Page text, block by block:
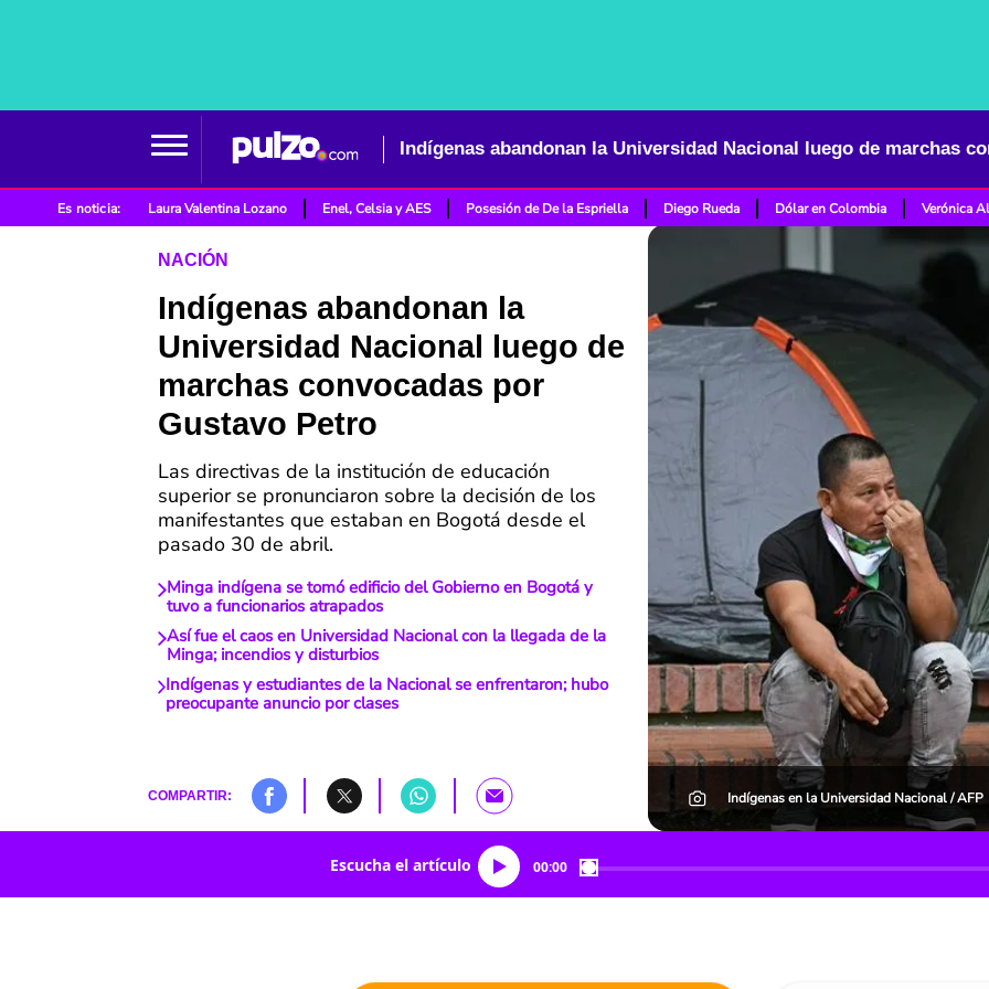
Es noticia: Laura Valentina Lozano Enel, Celsia y AES Posesión de De la Espriella Diego Rueda Dólar en Colombia Verónica
NACIÓN
Indígenas abandonan la
Universidad Nacional luego de
marchas convocadas por
Gustavo Petro
Las directivas de la institución de educación
superior se pronunciaron sobre la decisión de los
manifestantes que estaban en Bogotá desde el
pasado 30 de abril.
Minga indígena se tomó edificio del Gobierno en Bogotá y
tuvo a funcionarios atrapados
Así fue el caos en Universidad Nacional con la llegada de la
Minga; incendios y disturbios
Indígenas y estudiantes de la Nacional se enfrentaron; hubo
preocupante anuncio por clases
COMPARTIR: Indígenas en la Universidad Nacional / AFP
Escucha el artículo 00:00